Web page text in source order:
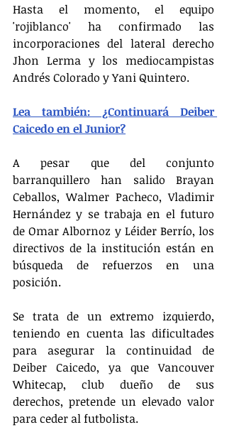
Hasta el momento, el equipo
'rojiblanco' ha confirmado las
incorporaciones del lateral derecho
Jhon Lerma y los mediocampistas
Andrés Colorado y Yani Quintero.
Lea también: ¿Continuará Deiber
Caicedo en el Junior?
A pesar que del conjunto
barranquillero han salido Brayan
Ceballos, Walmer Pacheco, Vladimir
Hernández y se trabaja en el futuro
de Omar Albornoz y Léider Berrío, los
directivos de la institución están en
búsqueda de refuerzos en una
posición.
Se trata de un extremo izquierdo,
teniendo en cuenta las dificultades
para asegurar la continuidad de
Deiber Caicedo, ya que Vancouver
Whitecap, club dueño de sus
derechos, pretende un elevado valor
para ceder al futbolista.